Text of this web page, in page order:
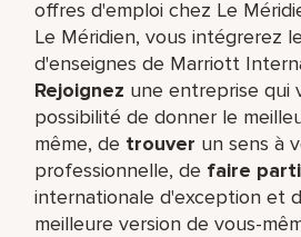
offres d'emploi chez Le
Le Méridien, vous intégrerez
d'enseignes de Marriott
Rejoignez une entreprise qui
possibilité de donner le
même,​ de trouver un sens à
professionnelle, de faire
internationale​ d'exception et
meilleure version de vous-